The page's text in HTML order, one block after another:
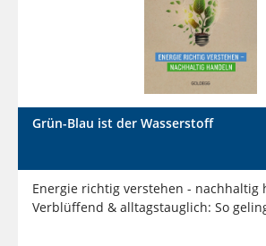
Grün-Blau ist der Wasserstoff
Energie richtig verstehen - nachhaltig
Verblüffend & alltagstauglich: So